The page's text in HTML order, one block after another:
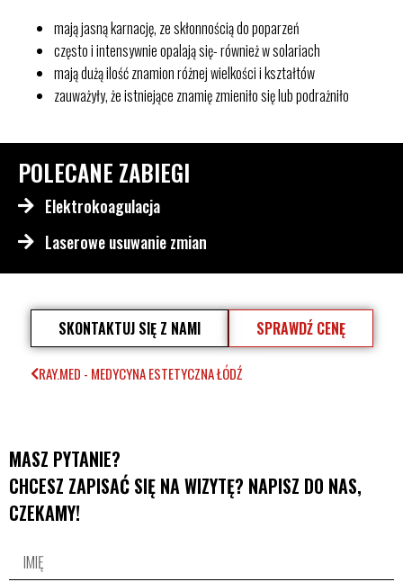
mają jasną karnację, ze skłonnością do poparzeń
często i intensywnie opalają się- również w solariach
mają dużą ilość znamion różnej wielkości i kształtów
zauważyły, że istniejące znamię zmieniło się lub podrażniło
POLECANE ZABIEGI
Elektrokoagulacja
Laserowe usuwanie zmian
SKONTAKTUJ SIĘ Z NAMI SPRAWDŹ CENĘ
RAY.MED - MEDYCYNA ESTETYCZNA ŁÓDŹ
MASZ PYTANIE?
CHCESZ ZAPISAĆ SIĘ NA WIZYTĘ? NAPISZ DO NAS,
CZEKAMY!